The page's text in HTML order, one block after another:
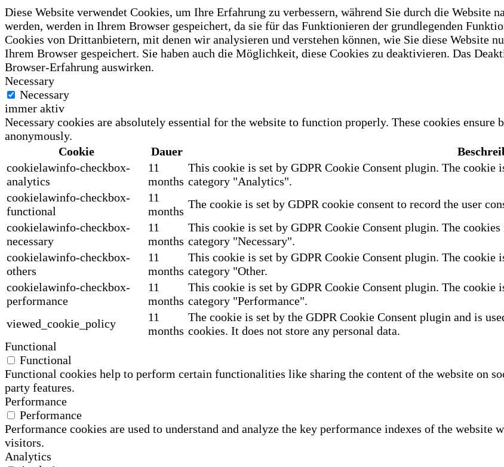
Diese Website verwendet Cookies, um Ihre Erfahrung zu verbessern, während Sie durch die Website
werden, werden in Ihrem Browser gespeichert, da sie für das Funktionieren der grundlegenden
Cookies von Drittanbietern, mit denen wir analysieren und verstehen können, wie Sie diese Website
Ihrem Browser gespeichert. Sie haben auch die Möglichkeit, diese Cookies zu deaktivieren. Das
Browser-Erfahrung auswirken.
Necessary
Necessary
immer aktiv
Necessary cookies are absolutely essential for the website to function properly. These cookies
anonymously.
Cookie
Dauer
cookielawinfo-checkbox-
analytics
11
months
This cookie is set by GDPR Cookie Consent plugin. The cookie
category "Analytics".
cookielawinfo-checkbox-
functional
11
months
The cookie is set by GDPR cookie consent to record the user
cookielawinfo-checkbox-
necessary
11
months
This cookie is set by GDPR Cookie Consent plugin. The
category "Necessary".
cookielawinfo-checkbox-
others
11
months
This cookie is set by GDPR Cookie Consent plugin. The cookie
category "Other.
cookielawinfo-checkbox-
performance
11
months
This cookie is set by GDPR Cookie Consent plugin. The cookie
category "Performance".
viewed_cookie_policy
11
months
The cookie is set by the GDPR Cookie Consent plugin and is
cookies. It does not store any personal data.
Functional
Functional
Functional cookies help to perform certain functionalities like sharing the content of the website on
party features.
Performance
Performance
Performance cookies are used to understand and analyze the key performance indexes of the
visitors.
Analytics